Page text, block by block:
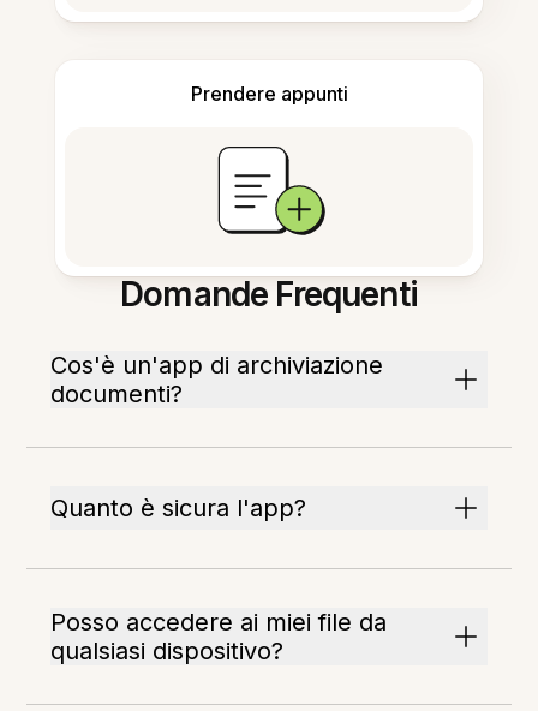
Prendere appunti
Domande Frequenti
Cos'è un'app di archiviazione
documenti?
Quanto è sicura l'app?
Posso accedere ai miei file da
qualsiasi dispositivo?